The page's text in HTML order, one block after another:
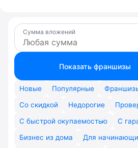
Сумма вложений
Показать франшизы
Новые Популярные
Со скидкой
Недорогие
С быстрой окупаемостью
С
Бизнес из дома
Для